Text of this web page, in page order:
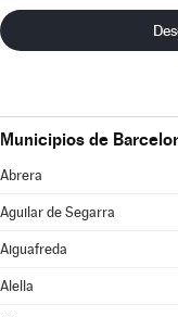
Municipios de
Abrera
Aguilar de Segarra
Aiguafreda
Alella